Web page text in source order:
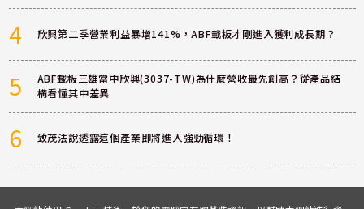
4 欣興第二季營業利益暴增141%，ABF載板才剛進入獲利成長期？
5
ABF載板三雄當中欣興(3037-TW)為什麼營收最先創高？從產品結
構看懂其中差異
6 致茂法說透露這個產業即將進入強勁循環！